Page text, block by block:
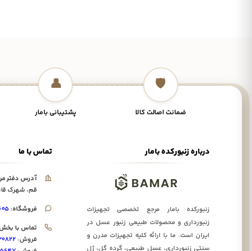
🛡️
ضمانت اصالت کالا
👤
پشتیبانی بامار
تماس با ما
آدرس دفتر
قم، شهرک
فروشگاه:
تماس با
فروش:
درباره زنبورکده بامار
زنبورکده بامار مرجع تخصصی تجهیزات
زنبورداری و محصولات طبیعی زنبور عسل در
ایران است. ما با ارائه کلیه تجهیزات مدرن و
سنتی زنبورداری، عسل طبیعی، گرده گل، ژل